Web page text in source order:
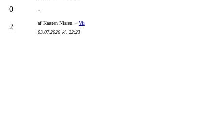
0
-
2 af Karsten Nissen - Vis
03.07.2026 kl. 22:23